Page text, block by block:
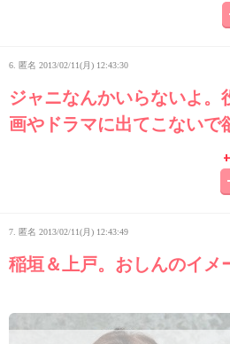
6. 匿名 2013/02/11(月) 12:43:30
ジャニなんかいらないよ。
画やドラマに出てこないで
7. 匿名 2013/02/11(月) 12:43:49
稲垣＆上戸。おしんのイメ